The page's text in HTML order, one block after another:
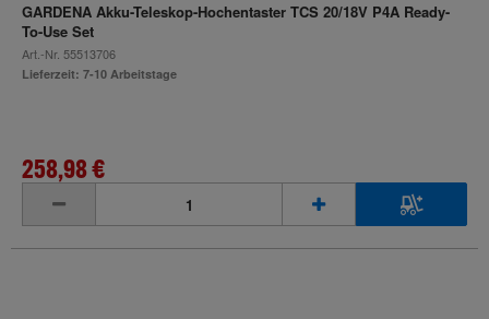
GARDENA Akku-Teleskop-Hochentaster TCS 20/18V P4A Ready-
To-Use Set
Art.-Nr. 55513706
Lieferzeit: 7-10 Arbeitstage
258,98 €